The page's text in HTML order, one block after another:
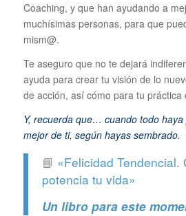
Coaching, y que han ayudando a
muchísimas personas, para que
mism@.
Te aseguro que no te dejará
ayuda para crear tu visión de lo
de acción, así cómo para tu práctica
Y, recuerda que… cuando todo
mejor de ti, según hayas sembrado.
📘 «Felicidad Tendencial.
potencia tu vida»
Un libro para este